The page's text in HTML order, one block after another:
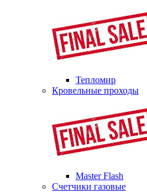
Тепломир
Кровельные проходы
Master Flash
Счетчики газовые